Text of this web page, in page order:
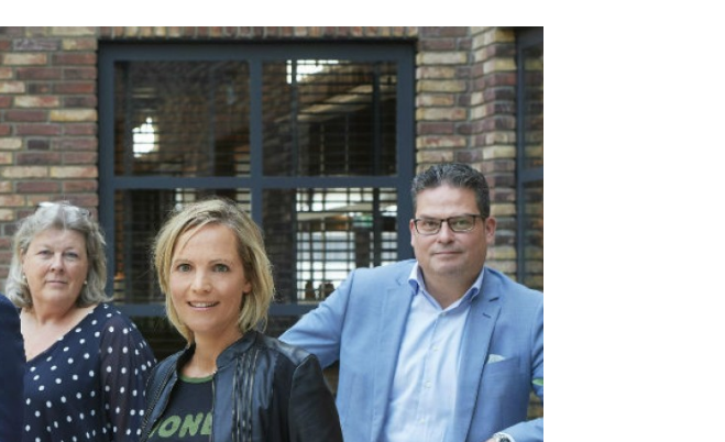
Purpose Marketing
Reputatie & crisis